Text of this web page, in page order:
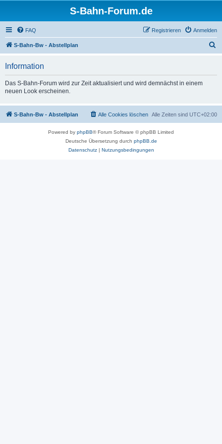
S-Bahn-Forum.de
FAQ Anmelden
Registrieren
S-Bahn-Bw - Abstellplan
Information
Das S-Bahn-Forum wird zur Zeit aktualisiert und wird demnächst in einem
neuen Look erscheinen.
S-Bahn-Bw - Abstellplan Alle Zeiten sind UTC+02:00
Alle Cookies löschen
Powered by phpBB® Forum Software © phpBB Limited
Deutsche Übersetzung durch phpBB.de
Datenschutz| Nutzungsbedingungen